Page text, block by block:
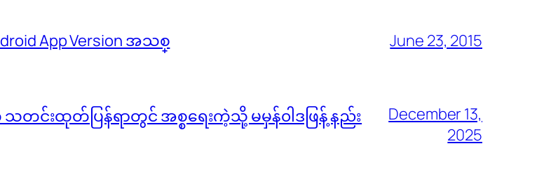
App Version အသစ္ June 23, 2015
င်းထုတ်ပြန်ရာတွင် အစ္စရေးကဲ့သို့ မမှန်၀ါဒဖြန့် နည်း
December 13,
2025